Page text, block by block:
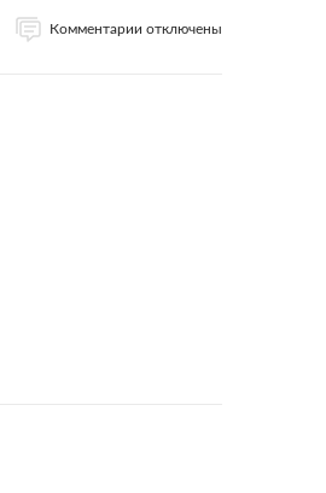
Комментарии отключены